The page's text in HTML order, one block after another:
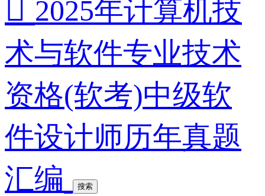
 2025年计算机技
术与软件专业技术
资格(软考)中级软
件设计师历年真题
汇编
搜索